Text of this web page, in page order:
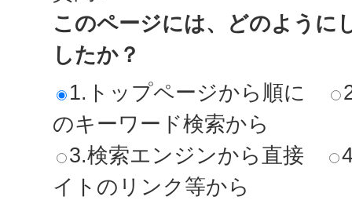
このページには、どのように
したか？
1.トップページから順に
のキーワード検索から
3.検索エンジンから直接
イトのリンク等から